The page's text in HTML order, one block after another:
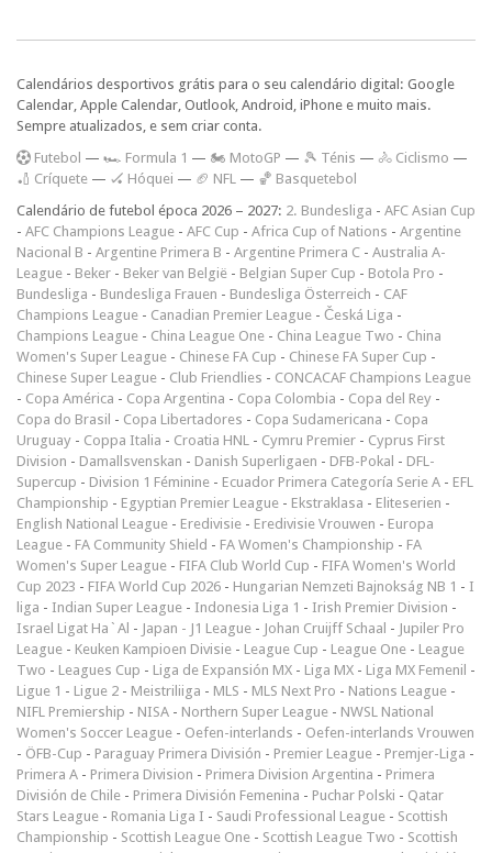
Calendários desportivos grátis para o seu calendário digital: Google
Calendar, Apple Calendar, Outlook, Android, iPhone e muito mais.
Sempre atualizados, e sem criar conta.
Futebol — 🏎️ Formula 1 — 🏍 MotoGP — 🎾 Ténis — 🚴 Ciclismo —
🏏 Críquete — 🏑 Hóquei — 🏈 NFL — 🏀 Basquetebol
Calendário de futebol época 2026 – 2027: 2. Bundesliga - AFC Asian Cup
- AFC Champions League - AFC Cup - Africa Cup of Nations - Argentine
Nacional B - Argentine Primera B - Argentine Primera C - Australia A-
League - Beker - Beker van België - Belgian Super Cup - Botola Pro -
Bundesliga - Bundesliga Frauen - Bundesliga Österreich - CAF
Champions League - Canadian Premier League - Česká Liga -
Champions League - China League One - China League Two - China
Women's Super League - Chinese FA Cup - Chinese FA Super Cup -
Chinese Super League - Club Friendlies - CONCACAF Champions League
- Copa América - Copa Argentina - Copa Colombia - Copa del Rey -
Copa do Brasil - Copa Libertadores - Copa Sudamericana - Copa
Uruguay - Coppa Italia - Croatia HNL - Cymru Premier - Cyprus First
Division - Damallsvenskan - Danish Superligaen - DFB-Pokal - DFL-
Supercup - Division 1 Féminine - Ecuador Primera Categoría Serie A - EFL
Championship - Egyptian Premier League - Ekstraklasa - Eliteserien -
English National League - Eredivisie - Eredivisie Vrouwen - Europa
League - FA Community Shield - FA Women's Championship - FA
Women's Super League - FIFA Club World Cup - FIFA Women's World
Cup 2023 - FIFA World Cup 2026 - Hungarian Nemzeti Bajnokság NB 1 - I
liga - Indian Super League - Indonesia Liga 1 - Irish Premier Division -
Israel Ligat Ha`Al - Japan - J1 League - Johan Cruijff Schaal - Jupiler Pro
League - Keuken Kampioen Divisie - League Cup - League One - League
Two - Leagues Cup - Liga de Expansión MX - Liga MX - Liga MX Femenil -
Ligue 1 - Ligue 2 - Meistriliiga - MLS - MLS Next Pro - Nations League -
NIFL Premiership - NISA - Northern Super League - NWSL National
Women's Soccer League - Oefen-interlands - Oefen-interlands Vrouwen
- ÖFB-Cup - Paraguay Primera División - Premier League - Premjer-Liga -
Primera A - Primera Division - Primera Division Argentina - Primera
División de Chile - Primera División Femenina - Puchar Polski - Qatar
Stars League - Romania Liga I - Saudi Professional League - Scottish
Championship - Scottish League One - Scottish League Two - Scottish